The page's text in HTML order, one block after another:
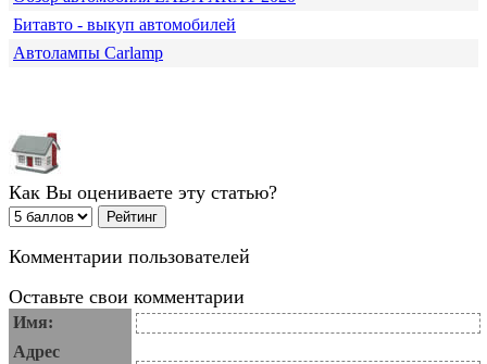
Битавто - выкуп автомобилей
Автолампы Carlamp
Как Вы оцениваете эту статью?
Комментарии пользователей
Оставьте свои комментарии
Имя:
Адрес